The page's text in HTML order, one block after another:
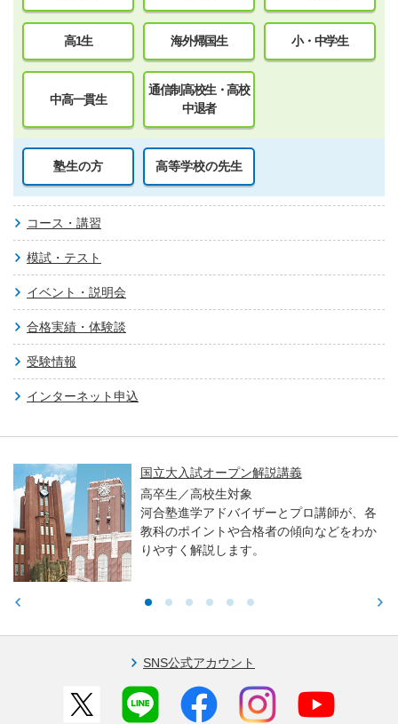
高1生 海外帰国生 小・中学生
中高一貫生
通信制高校生・高校
中退者
塾生の方 高等学校の先生
コース・講習
模試・テスト
イベント・説明会
合格実績・体験談
受験情報
インターネット申込
国立大入試オープン解説講義
高卒生／高校生対象
河合塾進学アドバイザーとプロ講師が、各
教科のポイントや合格者の傾向などをわか
りやすく解説します。
SNS公式アカウント